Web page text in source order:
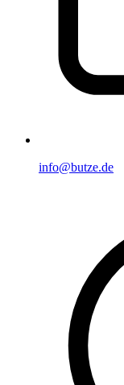
info@butze.de